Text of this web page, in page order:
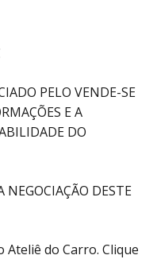
PELO VENDE-SE
E A
DO
NEGOCIAÇÃO DESTE
Ateliê do Carro. Clique